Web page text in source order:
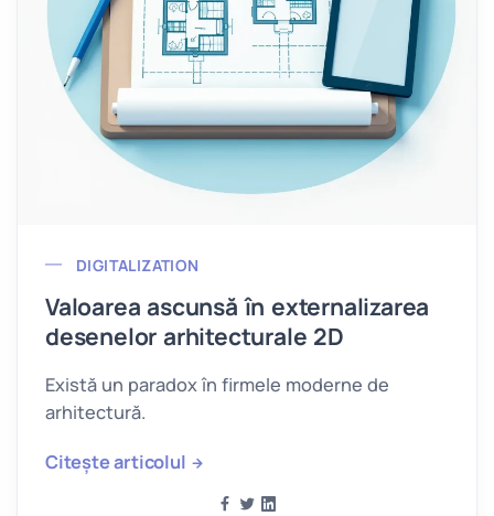
DIGITALIZATION
Valoarea ascunsă în externalizarea
desenelor arhitecturale 2D
Există un paradox în firmele moderne de
arhitectură.
Citește articolul